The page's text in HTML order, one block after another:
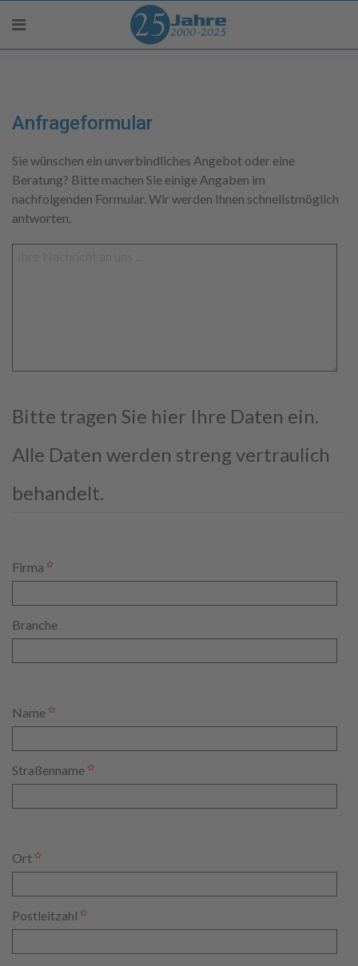
Anfrageformular
Sie wünschen ein unverbindliches Angebot oder eine
Beratung? Bitte machen Sie einige Angaben im
nachfolgenden Formular. Wir werden Ihnen schnellstmöglich
antworten.
Bitte tragen Sie hier Ihre Daten ein.
Alle Daten werden streng vertraulich
behandelt.
Firma
Branche
Name
Straßenname
Ort
Postleitzahl